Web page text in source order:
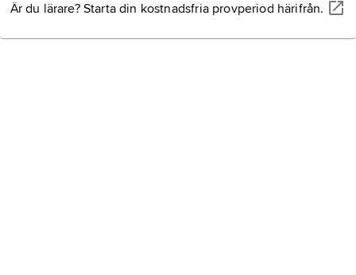
Är du lärare? Starta din kostnadsfria provperiod härifrån.